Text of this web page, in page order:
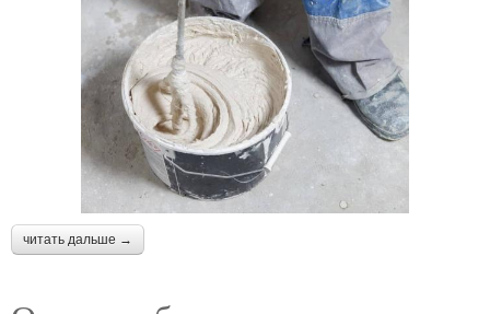
читать дальше →